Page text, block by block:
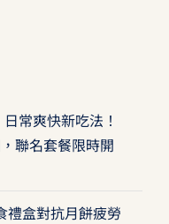
常爽快新吃法！
聯名套餐限時開
禮盒對抗月餅疲勞